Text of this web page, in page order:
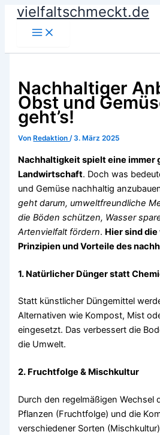
Zumvielfaltschmeckt.de
Nachhaltiger
Obst und
geht’s!
Von Redaktion/3. März 2025
Nachhaltigkeit spielt eine immer
Landwirtschaft. Doch was
und Gemüse nachhaltig
geht darum, umweltfreundliche
die Böden schützen, Wasser
Artenvielfalt fördern. Hier sind
Prinzipien und Vorteile des
1. Natürlicher Dünger statt
Statt künstlicher Düngemittel
Alternativen wie Kompost, Mist
eingesetzt. Das verbessert die
die Umwelt.
2. Fruchtfolge & Mischkultur
Durch den regelmäßigen Wechsel
Pflanzen (Fruchtfolge) und die
verschiedener Sorten